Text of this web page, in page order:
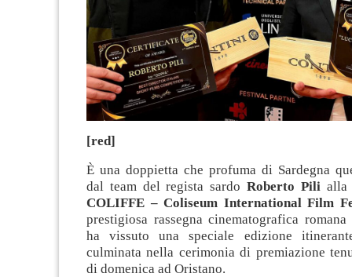
[red]
È una doppietta che profuma di Sardegna
dal team del regista sardo Roberto Pili
COLIFFE – Coliseum International Film
prestigiosa rassegna cinematografica romana
ha vissuto una speciale edizione
culminata nella cerimonia di premiazione
di domenica ad Oristano.